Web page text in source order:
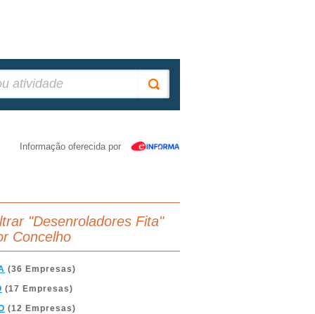
Informação oferecida por
"Desenroladores Fita"
Concelho
(36 Empresas)
(17 Empresas)
(12 Empresas)